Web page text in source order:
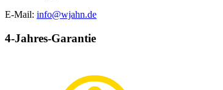
E-Mail: info@wjahn.de
4-Jahres-Garantie